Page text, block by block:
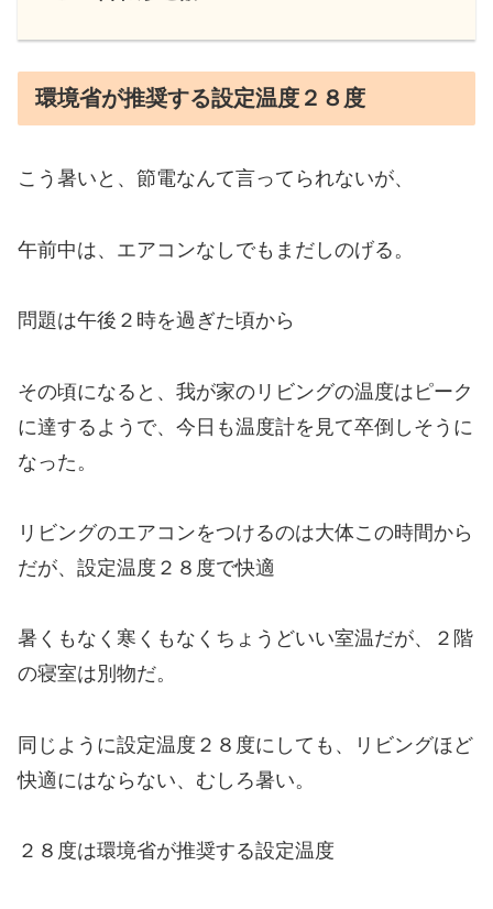
環境省が推奨する設定温度２８度
こう暑いと、節電なんて言ってられないが、
午前中は、エアコンなしでもまだしのげる。
問題は午後２時を過ぎた頃から
その頃になると、我が家のリビングの温度はピーク
に達するようで、今日も温度計を見て卒倒しそうに
なった。
リビングのエアコンをつけるのは大体この時間から
だが、設定温度２８度で快適
暑くもなく寒くもなくちょうどいい室温だが、２階
の寝室は別物だ。
同じように設定温度２８度にしても、リビングほど
快適にはならない、むしろ暑い。
２８度は環境省が推奨する設定温度